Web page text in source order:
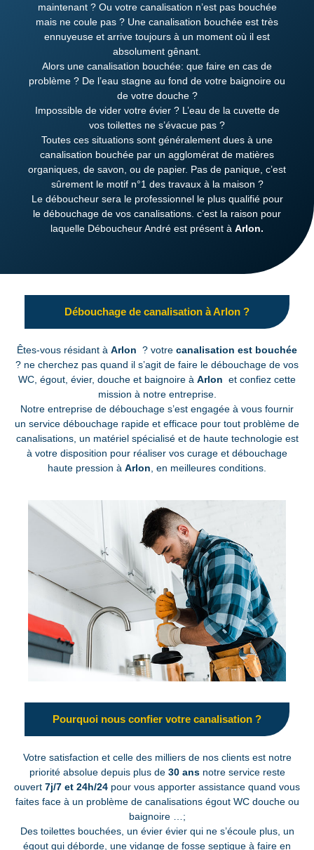
maintenant ? Ou votre canalisation n’est pas bouchée
mais ne coule pas ? Une canalisation bouchée est très
ennuyeuse et arrive toujours à un moment où il est
absolument gênant.
Alors une canalisation bouchée: que faire en cas de
problème ? De l’eau stagne au fond de votre baignoire ou
de votre douche ?
Impossible de vider votre évier ? L’eau de la cuvette de
vos toilettes ne s’évacue pas ?
Toutes ces situations sont généralement dues à une
canalisation bouchée par un agglomérat de matières
organiques, de savon, ou de papier. Pas de panique, c’est
sûrement le motif n°1 des travaux à la maison ?
Le déboucheur sera le professionnel le plus qualifié pour
le débouchage de vos canalisations. c’est la raison pour
laquelle Déboucheur André est présent à Arlon.
Débouchage de canalisation à Arlon ?
Êtes-vous résidant à Arlon ? votre canalisation est bouchée
? ne cherchez pas quand il s’agit de faire le débouchage de vos
WC, égout, évier, douche et baignoire à Arlon et confiez cette
mission à notre entreprise.
Notre entreprise de débouchage s’est engagée à vous fournir
un service débouchage rapide et efficace pour tout problème de
canalisations, un matériel spécialisé et de haute technologie est
à votre disposition pour réaliser vos curage et débouchage
haute pression à Arlon, en meilleures conditions.
Pourquoi nous confier votre canalisation ?
Votre satisfaction et celle des milliers de nos clients est notre
priorité absolue depuis plus de 30 ans notre service reste
ouvert 7j/7 et 24h/24 pour vous apporter assistance quand vous
faites face à un problème de canalisations égout WC douche ou
baignoire …;
Des toilettes bouchées, un évier évier qui ne s’écoule plus, un
égout qui déborde, une vidange de fosse septique à faire en